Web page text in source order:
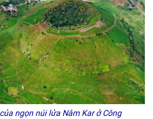
ngọn núi lửa Nâm Kar ở Công